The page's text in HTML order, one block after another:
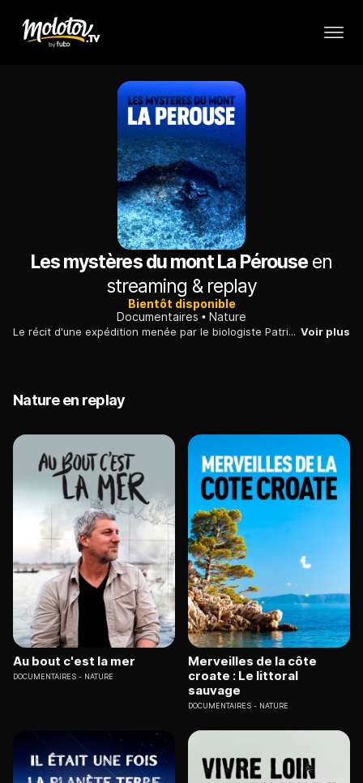
Les mystères du mont La Pérouse en
streaming & replay
Bientôt disponible
Documentaires
Nature
Le récit d'une expédition menée par le biologiste Patrick Durville, avec la complicité de Laurent Ballesta, à la découverte d'une impressionnante montagne sous-marine. Voir plus
Nature en replay
Au bout c'est la mer
DOCUMENTAIRES NATURE
Merveilles de la côte
croate : Le littoral
sauvage
DOCUMENTAIRES NATURE